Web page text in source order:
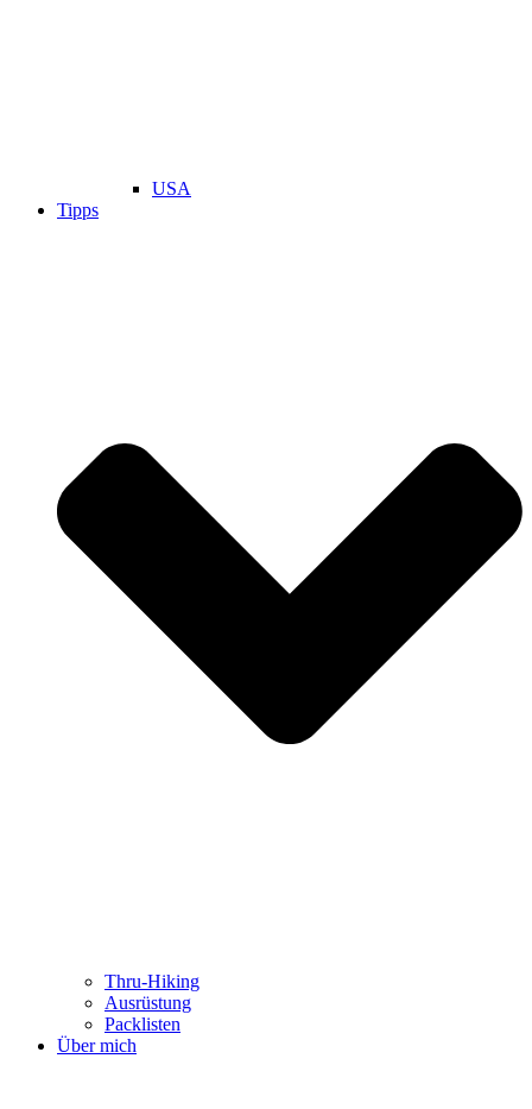
USA
Tipps
Thru-Hiking
Ausrüstung
Packlisten
Über mich